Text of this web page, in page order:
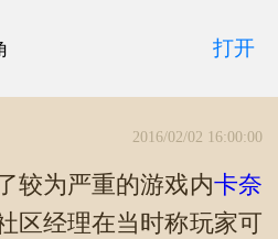
打开
取消失的Bug即将迎
2016/02/02 16:00:00
较为严重的游戏内卡奈
区经理在当时称玩家可